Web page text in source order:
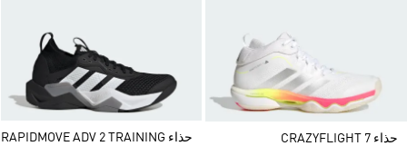
حذاء CRAZYFLIGHT 7
حذاء RAPIDMOVE ADV 2 TRAINING